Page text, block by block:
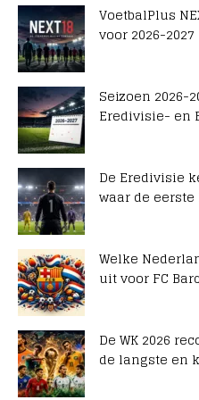
VoetbalPlus
voor 2026-2027
Seizoen 2026-
Eredivisie- en
De Eredivisie
waar de
Welke
uit voor FC
De WK 2026
de langste en